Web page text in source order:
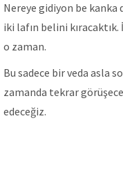
Nereye gidiyon be kanka
iki lafın belini
o zaman.
Bu sadece bir veda asla
zamanda tekrar
edeceğiz.